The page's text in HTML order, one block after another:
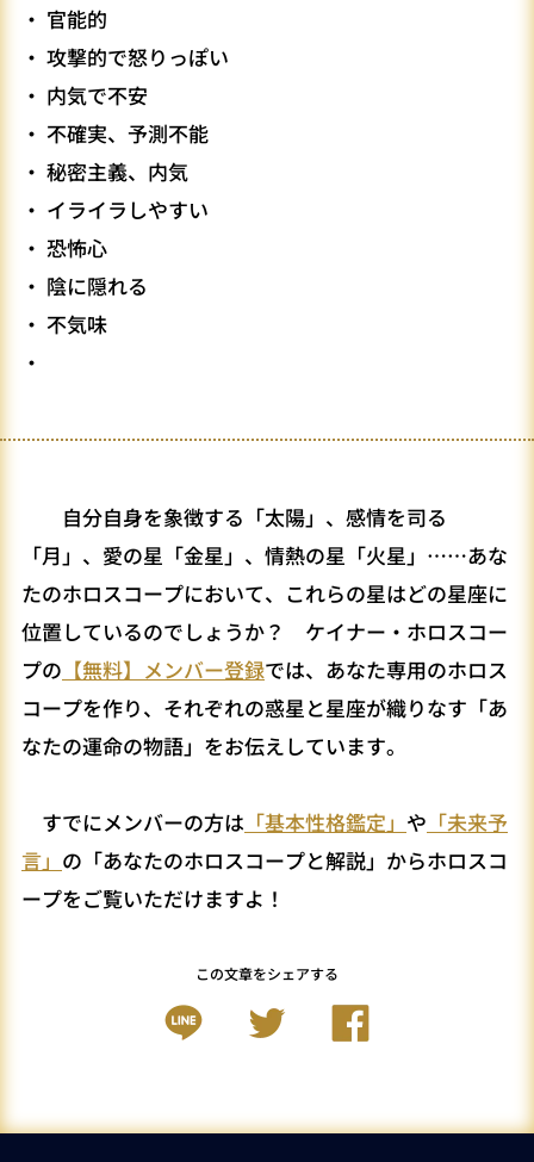
・ 官能的
・ 攻撃的で怒りっぽい
・ 内気で不安
・ 不確実、予測不能
・ 秘密主義、内気
・ イライラしやすい
・ 恐怖心
・ 陰に隠れる
・ 不気味
・
自分自身を象徴する「太陽」、感情を司る
「月」、愛の星「金星」、情熱の星「火星」……あな
たのホロスコープにおいて、これらの星はどの星座に
位置しているのでしょうか？ ケイナー・ホロスコー
プの 【無料】メンバー登録では、あなた専用のホロス
コープを作り、それぞれの惑星と星座が織りなす「あ
なたの運命の物語」をお伝えしています。
すでにメンバーの方は 「基本性格鑑定」 や 「未来予
言」 の「あなたのホロスコープと解説」からホロスコ
ープをご覧いただけますよ！
この文章をシェアする